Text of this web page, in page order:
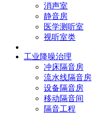
消声室
静音房
医学测听室
视听室类
工业降噪治理
冲床隔音房
流水线隔音房
设备隔音房
移动隔音间
隔音工程